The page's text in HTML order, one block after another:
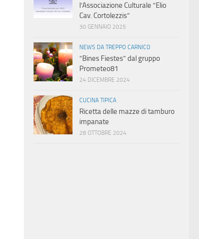
l’Associazione Culturale “Elio
Cav. Cortolezzis”
30 GENNAIO 2025
NEWS DA TREPPO CARNICO
“Bines Fiestes” dal gruppo
Prometeo81
24 DICEMBRE 2024
CUCINA TIPICA
Ricetta delle mazze di tamburo
impanate
28 OTTOBRE 2024